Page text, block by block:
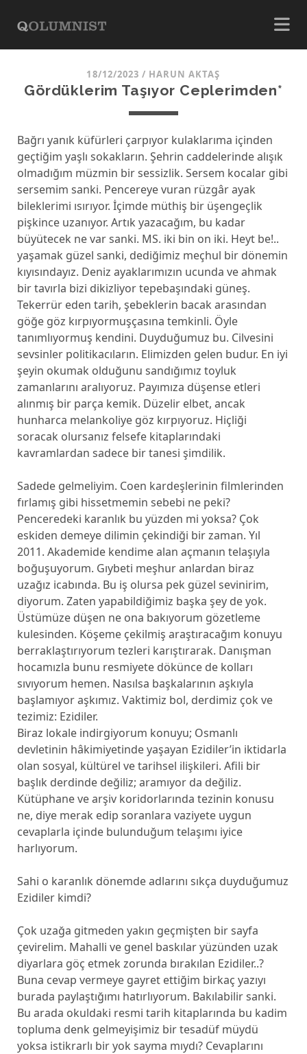
18/12/2023 / HARUN AKTAŞ
Gördüklerim Taşıyor Ceplerimden*
Bağrı yanık küfürleri çarpıyor kulaklarıma içinden
geçtiğim yaşlı sokakların. Şehrin caddelerinde alışık
olmadığım müzmin bir sessizlik. Sersem kocalar gibi
sersemim sanki. Pencereye vuran rüzgâr ayak
bileklerimi ısırıyor. İçimde müthiş bir üşengeçlik
pişkince uzanıyor. Artık yazacağım, bu kadar
büyütecek ne var sanki. MS. iki bin on iki. Heyt be!..
yaşamak güzel sanki, dediğimiz meçhul bir dönemin
kıyısındayız. Deniz ayaklarımızın ucunda ve ahmak
bir tavırla bizi dikizliyor tepebaşındaki güneş.
Tekerrür eden tarih, şebeklerin bacak arasından
göğe göz kırpıyormuşçasına temkinli. Öyle
tanımlıyormuş kendini. Duyduğumuz bu. Cilvesini
sevsinler politikacıların. Elimizden gelen budur. En iyi
şeyin okumak olduğunu sandığımız toyluk
zamanlarını aralıyoruz. Payımıza düşense etleri
alınmış bir parça kemik. Düzelir elbet, ancak
hunharca melankoliye göz kırpıyoruz. Hiçliği
soracak olursanız felsefe kitaplarındaki
kavramlardan sadece bir tanesi şimdilik.
Sadede gelmeliyim. Coen kardeşlerinin filmlerinden
fırlamış gibi hissetmemin sebebi ne peki?
Penceredeki karanlık bu yüzden mi yoksa? Çok
eskiden demeye dilimin çekindiği bir zaman. Yıl
2011. Akademide kendime alan açmanın telaşıyla
boğuşuyorum. Gıybeti meşhur anlardan biraz
uzağız icabında. Bu iş olursa pek güzel sevinirim,
diyorum. Zaten yapabildiğimiz başka şey de yok.
Üstümüze düşen ne ona bakıyorum gözetleme
kulesinden. Köşeme çekilmiş araştıracağım konuyu
berraklaştırıyorum tezleri karıştırarak. Danışman
hocamızla bunu resmiyete dökünce de kolları
sıvıyorum hemen. Nasılsa başkalarının aşkıyla
başlamıyor aşkımız. Vaktimiz bol, derdimiz çok ve
tezimiz: Ezidiler.
Biraz lokale indirgiyorum konuyu; Osmanlı
devletinin hâkimiyetinde yaşayan Ezidiler’in iktidarla
olan sosyal, kültürel ve tarihsel ilişkileri. Afili bir
başlık derdinde değiliz; aramıyor da değiliz.
Kütüphane ve arşiv koridorlarında tezinin konusu
ne, diye merak edip soranlara vaziyete uygun
cevaplarla içinde bulunduğum telaşımı iyice
harlıyorum.
Sahi o karanlık dönemde adlarını sıkça duyduğumuz
Ezidiler kimdi?
Çok uzağa gitmeden yakın geçmişten bir sayfa
çevirelim. Mahalli ve genel baskılar yüzünden uzak
diyarlara göç etmek zorunda bırakılan Ezidiler..?
Buna cevap vermeye gayret ettiğim birkaç yazıyı
burada paylaştığımı hatırlıyorum. Bakılabilir sanki.
Bu arada okuldaki resmi tarih kitaplarında bu kadim
topluma denk gelmeyişimiz bir tesadüf müydü
yoksa istikrarlı bir yok sayma mıydı? Cevaplarını